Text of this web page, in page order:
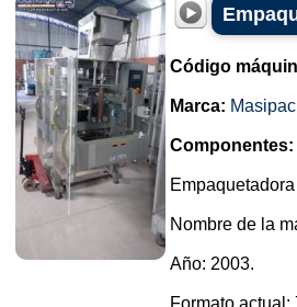
Código
Marca:
Componentes:
Nombre de la
Año: 2003.
Formato actual: